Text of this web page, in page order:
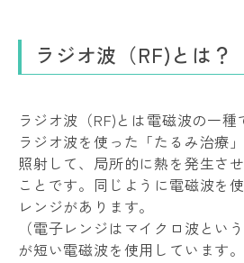
ラジオ波（RF)とは？
ラジオ波（RF)とは電磁波の一種
ラジオ波を使った「たるみ治療
照射して、局所的に熱を発生さ
ことです。同じように電磁波を
レンジがあります。
（電子レンジはマイクロ波とい
が短い電磁波を使用しています。